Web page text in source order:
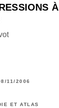
À
11/2006
ET ATLAS